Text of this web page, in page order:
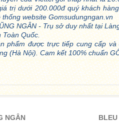
trị dưới 200.000đ quý khách
website Gomsudungngan.vn
NGÂN - Trụ sở duy nhất tại
Quốc.
phẩm được trực tiếp cung cấp
(Hà Nội). Cam kết 100% chuẩn
NGÂN BLEU